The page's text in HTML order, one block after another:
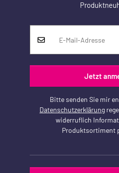
Jetzt
Bitte senden Sie mir
Datenschutzerklärung
widerruflich
Produktsortiment